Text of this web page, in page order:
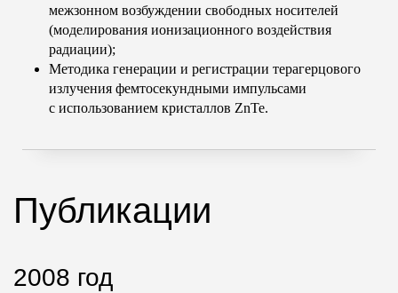
межзонном возбуждении свободных носителей
(моделирования ионизационного воздействия
радиации);
Методика генерации и регистрации терагерцового
излучения фемтосекундными импульсами
с использованием кристаллов ZnTe.
Публикации
2008 год